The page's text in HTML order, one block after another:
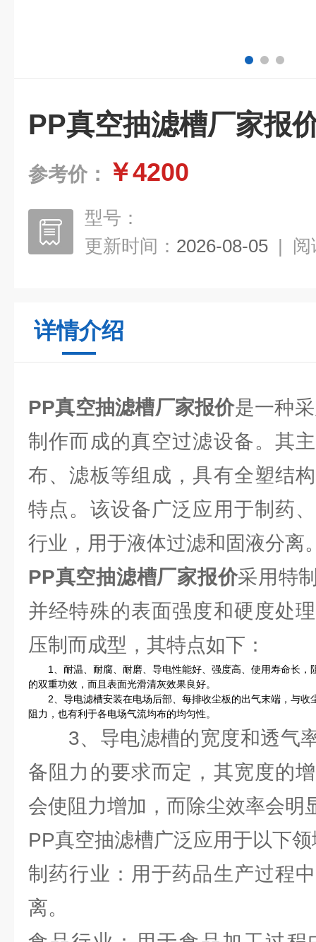
PP真空抽滤槽厂家报
参考价： ￥4200
型号：
更新时间： 2026-08-05 | 阅
详情介绍
PP真空抽滤槽厂家报价是一种
制作而成的真空过滤设备。其
布、滤板等组成，具有全塑结
特点。该设备广泛应用于制药
行业，用于液体过滤和固液分离
PP真空抽滤槽厂家报价采用特
并经特殊的表面强度和硬度处
压制而成型，其特点如下：
1、耐温、耐腐、耐磨、导电性能好、强度高、使用寿命长，
的双重功效，而且表面光滑清灰效果良好。
2、导电滤槽安装在电场后部、每排收尘板的出气末端，与收
阻力，也有利于各电场气流均布的均匀性。
3、导电滤槽的宽度和透气
备阻力的要求而定，其宽度的
会使阻力增加，而除尘效率会明
PP真空抽滤槽广泛应用于以下
制药行业：用于药品生产过程
离。